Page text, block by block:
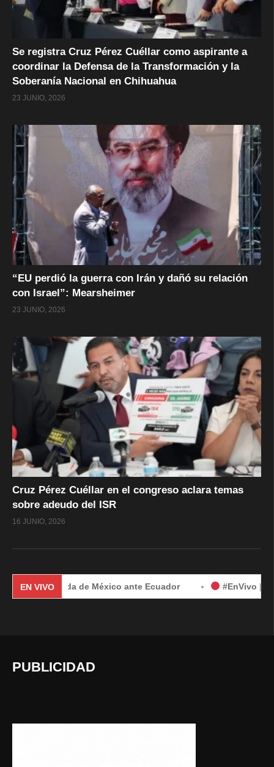
Se registra Cruz Pérez Cuéllar como aspirante a
coordinar la Defensa de la Transformación y la
Soberanía Nacional en Chihuahua
23 JUNIO, 2026
“EU perdió la guerra con Irán y dañó su relación
con Israel”: Mearsheimer
23 JUNIO, 2026
Cruz Pérez Cuéllar en el congreso aclara temas
sobre adeudo del ISR
16 JUNIO, 2026
EN VIVOde México ante Ecuador #EnVivo | Demanda
PUBLICIDAD